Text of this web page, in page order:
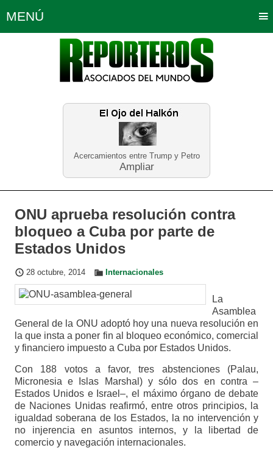
Acercamientos entre Trump y Petro
Ampliar
MENÚ
Política Opinión Bogotá
Planeta Tierra Deportes
Educación Neira
ONU aprueba resolución contra
bloqueo a Cuba por parte de
Estados Unidos
28 octubre, 2014 Internacionales
La
Asamblea
General de la ONU adoptó hoy una nueva resolución en
la que insta a poner fin al bloqueo económico, comercial
y financiero impuesto a Cuba por Estados Unidos.
Con 188 votos a favor, tres abstenciones (Palau,
Micronesia e Islas Marshal) y sólo dos en contra –
Estados Unidos e Israel–, el máximo órgano de debate
de Naciones Unidas reafirmó, entre otros principios, la
igualdad soberana de los Estados, la no intervención y
no injerencia en asuntos internos, y la libertad de
comercio y navegación internacionales.